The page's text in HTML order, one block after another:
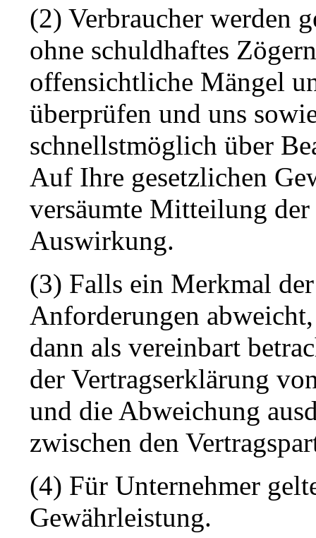
(2) Verbraucher werden
ohne schuldhaftes
offensichtliche Mängel
überprüfen und uns
schnellstmöglich über
Auf Ihre gesetzlichen
versäumte Mitteilung
Auswirkung.
(3) Falls ein Merkmal
Anforderungen
dann als vereinbart
der Vertragserklärung
und die Abweichung
zwischen den
(4) Für Unternehmer
Gewährleistung.